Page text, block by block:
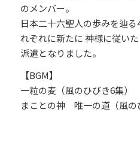
のメンバー。
日本二十六聖人の歩みを辿
れぞれに新たに 神様に従い
派遣となりました。
【BGM】
一粒の麦（風のひびき6集）
まことの神 唯一の道（風の